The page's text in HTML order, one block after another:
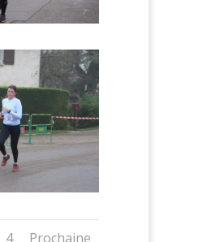
4 Prochaine